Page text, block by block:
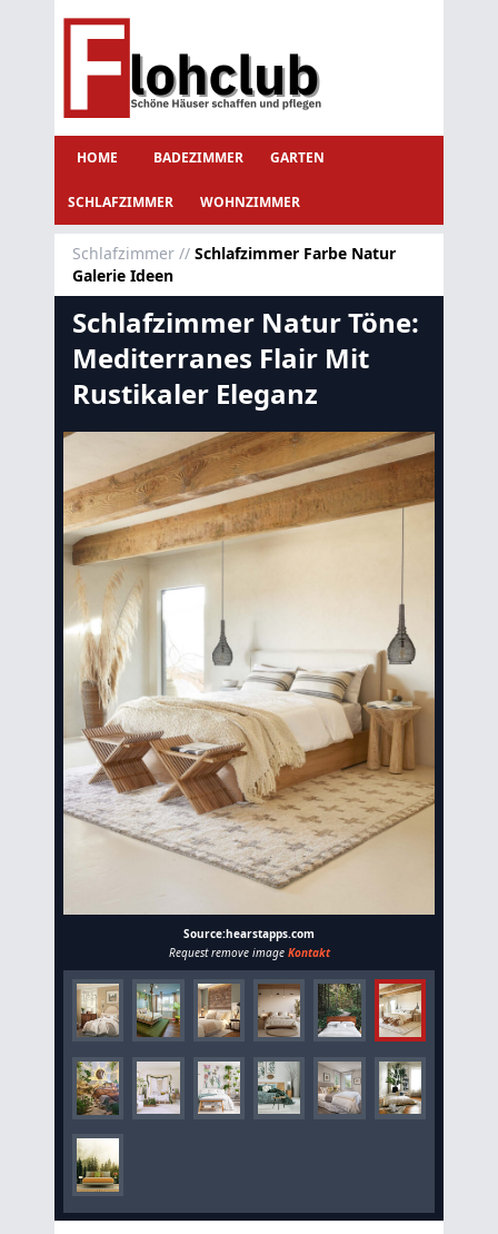
HOME BADEZIMMER GARTEN
SCHLAFZIMMER WOHNZIMMER
Schlafzimmer // Schlafzimmer Farbe Natur
Galerie Ideen
Schlafzimmer Natur Töne:
Mediterranes Flair Mit
Rustikaler Eleganz
Source:hearstapps.com
Request remove image Kontakt